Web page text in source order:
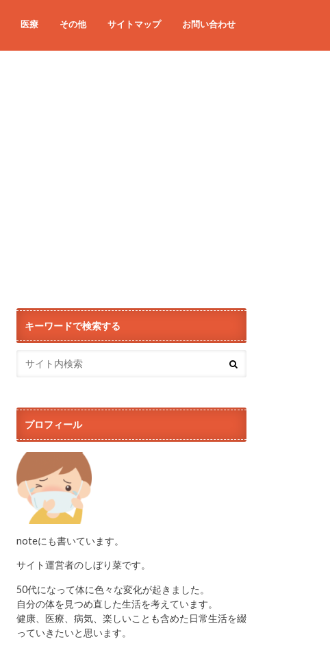
医療 その他 サイトマップ お問い合わせ
キーワードで検索する
プロフィール
noteにも書いています。
サイト運営者のしぼり菜です。
50代になって体に色々な変化が起きました。
自分の体を見つめ直した生活を考えています。
健康、医療、病気、楽しいことも含めた日常生活を綴
っていきたいと思います。